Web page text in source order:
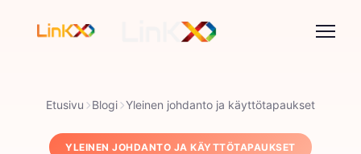
Etusivu Blogi Yleinen johdanto ja käyttötapaukset
YLEINEN JOHDANTO JA KÄYTTÖTAPAUKSET